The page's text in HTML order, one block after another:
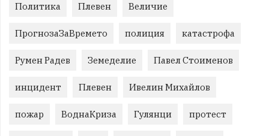
Политика Плевен Величие
ПрогнозаЗаВремето полиция катастрофа
Румен Радев Земеделие Павел Стоименов
инцидент Плевен Ивелин Михайлов
пожар ВоднаКриза Гулянци протест